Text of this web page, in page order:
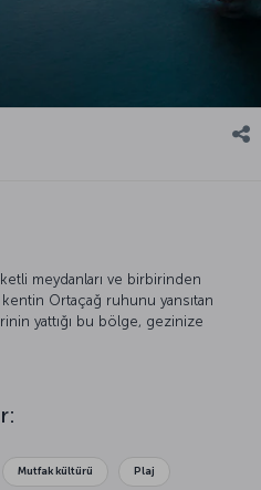
meydanları ve birbirinden
kentin Ortaçağ ruhunu yansıtan
yattığı bu bölge, gezinize
getirilen kalıntılarını
güzel yapılardan biri. Puglia
Alberobello ve Güney
Mutfak kültürü Plaj